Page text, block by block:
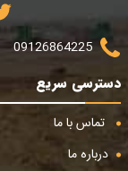
09126864225
دسترسی سریع
تماس با ما
درباره ما